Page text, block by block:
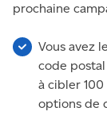
prochaine
Vous avez
code
à cibler
options de